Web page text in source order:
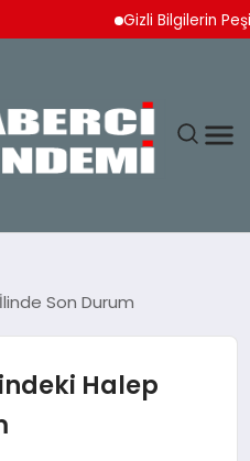
Gizli Bilgilerin
Son Durum
Halep